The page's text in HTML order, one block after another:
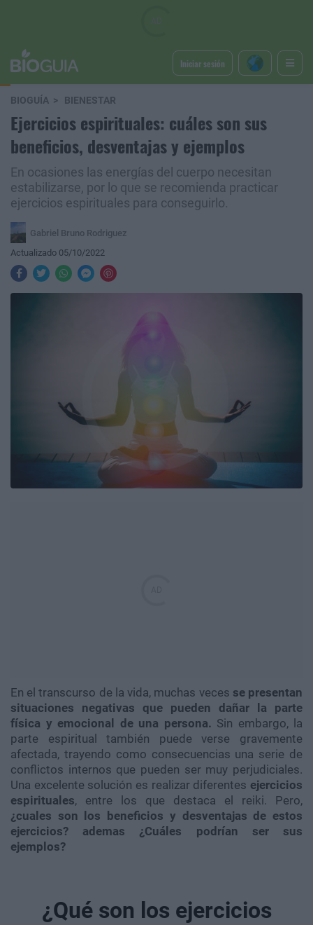
Iniciar sesión
BIOGUÍA BIENESTAR
Ejercicios espirituales: cuáles son sus
beneficios, desventajas y ejemplos
En ocasiones las energías del cuerpo necesitan
estabilizarse, por lo que se recomienda practicar
ejercicios espirituales para conseguirlo.
Gabriel Bruno Rodriguez
Actualizado 05/10/2022
En el transcurso de la vida, muchas veces se presentan
situaciones negativas que pueden dañar la parte
física y emocional de una persona. Sin embargo, la
parte espiritual también puede verse gravemente
afectada, trayendo como consecuencias una serie de
conflictos internos que pueden ser muy perjudiciales.
Una excelente solución es realizar diferentes ejercicios
espirituales, entre los que destaca el reiki. Pero,
¿cuales son los beneficios y desventajas de estos
ejercicios? ademas ¿Cuáles podrían ser sus
ejemplos?
¿Qué son los ejercicios